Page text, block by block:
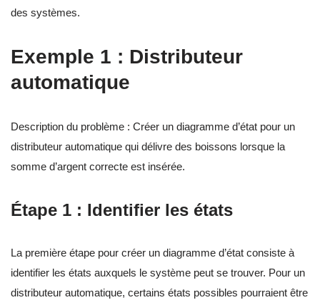
des systèmes.
Exemple 1 : Distributeur
automatique
Description du problème : Créer un diagramme d’état pour un
distributeur automatique qui délivre des boissons lorsque la
somme d’argent correcte est insérée.
Étape 1 : Identifier les états
La première étape pour créer un diagramme d’état consiste à
identifier les états auxquels le système peut se trouver. Pour un
distributeur automatique, certains états possibles pourraient être